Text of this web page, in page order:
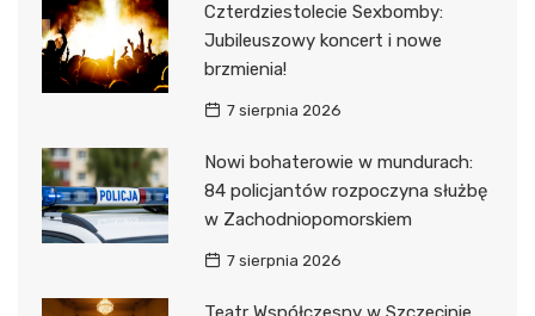
Czterdziestolecie Sexbomby:
Jubileuszowy koncert i nowe
brzmienia!
7 sierpnia 2026
Nowi bohaterowie w mundurach:
84 policjantów rozpoczyna służbę
w Zachodniopomorskiem
7 sierpnia 2026